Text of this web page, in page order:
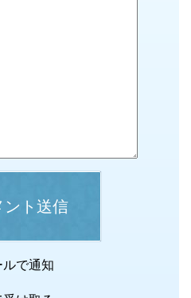
ント送信
で通知